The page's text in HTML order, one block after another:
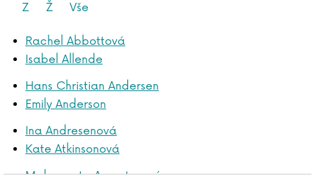
Z
Ž Vše
Rachel Abbottová
Isabel Allende
Hans Christian Andersen
Emily Anderson
Ina Andresenová
Kate Atkinsonová